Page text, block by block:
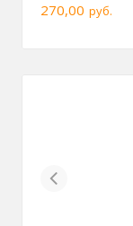
270,00 руб.
Previous